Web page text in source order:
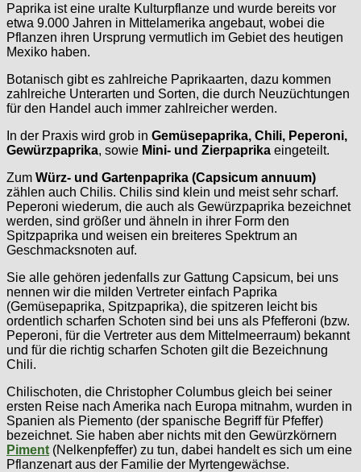
Paprika ist eine uralte Kulturpflanze und wurde bereits vor
etwa 9.000 Jahren in Mittelamerika angebaut, wobei die
Pflanzen ihren Ursprung vermutlich im Gebiet des heutigen
Mexiko haben.
Botanisch gibt es zahlreiche Paprikaarten, dazu kommen
zahlreiche Unterarten und Sorten, die durch Neuzüchtungen
für den Handel auch immer zahlreicher werden.
In der Praxis wird grob in Gemüsepaprika, Chili, Peperoni,
Gewürzpaprika, sowie Mini- und Zierpaprika eingeteilt.
Zum Würz- und Gartenpaprika (Capsicum annuum)
zählen auch Chilis. Chilis sind klein und meist sehr scharf.
Peperoni wiederum, die auch als Gewürzpaprika bezeichnet
werden, sind größer und ähneln in ihrer Form den
Spitzpaprika und weisen ein breiteres Spektrum an
Geschmacksnoten auf.
Sie alle gehören jedenfalls zur Gattung Capsicum, bei uns
nennen wir die milden Vertreter einfach Paprika
(Gemüsepaprika, Spitzpaprika), die spitzeren leicht bis
ordentlich scharfen Schoten sind bei uns als Pfefferoni (bzw.
Peperoni, für die Vertreter aus dem Mittelmeerraum) bekannt
und für die richtig scharfen Schoten gilt die Bezeichnung
Chili.
Chilischoten, die Christopher Columbus gleich bei seiner
ersten Reise nach Amerika nach Europa mitnahm, wurden in
Spanien als Piemento (der spanische Begriff für Pfeffer)
bezeichnet. Sie haben aber nichts mit den Gewürzkörnern
Piment (Nelkenpfeffer) zu tun, dabei handelt es sich um eine
Pflanzenart aus der Familie der Myrtengewächse.